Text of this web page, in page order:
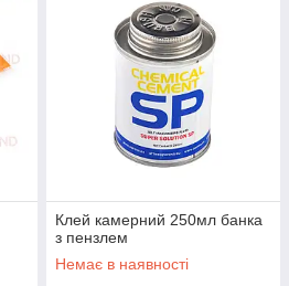
Клей камерний 250мл банка
з пензлем
Немає в наявності